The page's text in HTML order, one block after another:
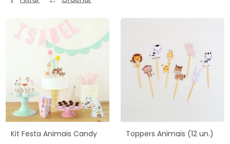
Kit Festa Animais Candy Toppers Animais (12 un.)